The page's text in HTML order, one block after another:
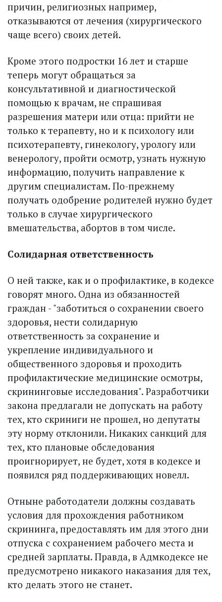
причин, религиозных например,
отказываются от лечения (хирургического
чаще всего) своих детей.
Кроме этого подростки 16 лет и старше
теперь могут обращаться за
консультативной и диагностической
помощью к врачам, не спрашивая
разрешения матери или отца: прийти не
только к терапевту, но и к психологу или
психотерапевту, гинекологу, урологу или
венерологу, пройти осмотр, узнать нужную
информацию, получить направление к
другим специалистам. По-прежнему
получать одобрение родителей нужно будет
только в случае хирургического
вмешательства, абортов в том числе.
Солидарная ответственность
О ней также, как и о профилактике, в кодексе
говорят много. Одна из обязанностей
граждан - "заботиться о сохранении своего
здоровья, нести солидарную
ответственность за сохранение и
укрепление индивидуального и
общественного здоровья и проходить
профилактические медицинские осмотры,
скрининговые исследования". Разработчики
закона предлагали не допускать на работу
тех, кто скриниги не прошел, но депутаты
эту норму отклонили. Никаких санкций для
тех, кто плановые обследования
проигнорирует, не будет, хотя в кодексе и
появился ряд поддерживающих новелл.
Отныне работодатели должны создавать
условия для прохождения работником
скрининга, предоставлять им для этого дни
отпуска с сохранением рабочего места и
средней зарплаты. Правда, в Адмкодексе не
предусмотрено никакого наказания для тех,
кто делать этого не станет.